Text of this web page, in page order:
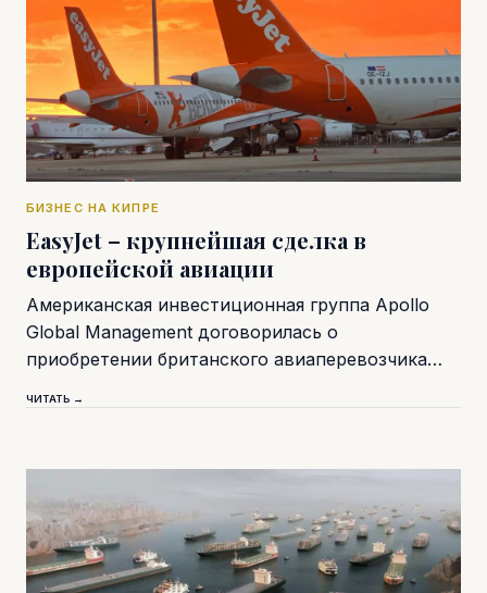
БИЗНЕС НА КИПРЕ
EasyJet – крупнейшая сделка в
европейской авиации
Американская инвестиционная группа Apollo
Global Management договорилась о
приобретении британского авиаперевозчика…
ЧИТАТЬ →